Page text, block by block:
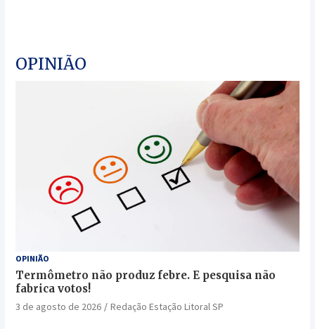
OPINIÃO
OPINIÃO
Termômetro não produz febre. E pesquisa não
fabrica votos!
3 de agosto de 2026 Redação Estação Litoral SP